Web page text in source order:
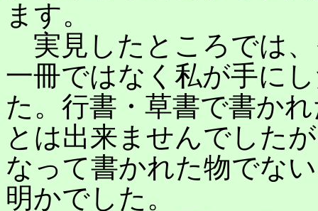
ます。
実見したところでは
一冊ではなく私が手に
た。行書・草書で書か
とは出来ませんでした
なって書かれた物でな
明かでした。